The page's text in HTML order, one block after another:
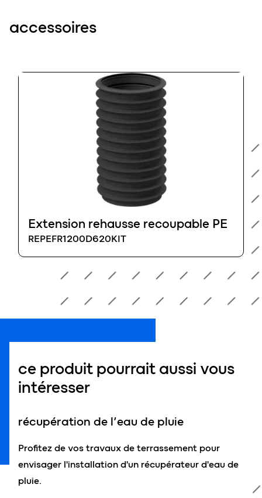
accessoires
Extension rehausse recoupable PE
REPEFR1200D620KIT
ce produit pourrait aussi vous
intéresser
récupération de l’eau de pluie
Profitez de vos travaux de terrassement pour
envisager l'installation d'un récupérateur d'eau de
pluie.